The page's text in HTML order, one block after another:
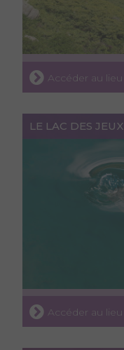
Accéder au lieu
LE LAC DES JEUX
Accéder au lieu